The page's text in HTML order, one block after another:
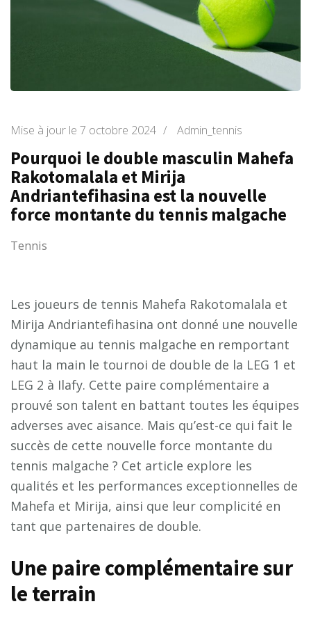
Mise à jour le 7 octobre 2024 / Admin_tennis
Pourquoi le double masculin Mahefa
Rakotomalala et Mirija
Andriantefihasina est la nouvelle
force montante du tennis malgache
Tennis
Les joueurs de tennis Mahefa Rakotomalala et
Mirija Andriantefihasina ont donné une nouvelle
dynamique au tennis malgache en remportant
haut la main le tournoi de double de la LEG 1 et
LEG 2 à Ilafy. Cette paire complémentaire a
prouvé son talent en battant toutes les équipes
adverses avec aisance. Mais qu’est-ce qui fait le
succès de cette nouvelle force montante du
tennis malgache ? Cet article explore les
qualités et les performances exceptionnelles de
Mahefa et Mirija, ainsi que leur complicité en
tant que partenaires de double.
Une paire complémentairesur
le terrain